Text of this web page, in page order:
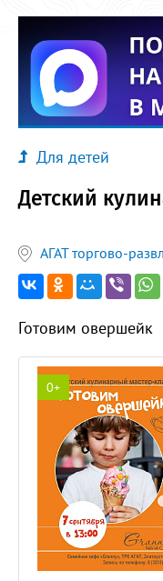
Для детей
Детский
АГАТ торгово-
Готовим овершейк
0+